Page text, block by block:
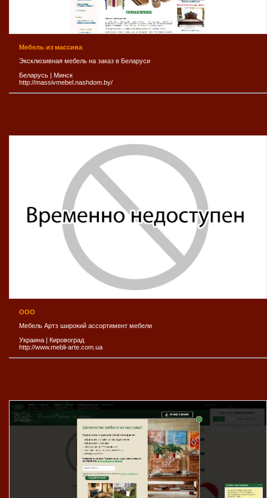
Мебель из массива
Эксклюзивная мебель на заказ в Беларуси
Беларусь
Минск
http://massivmebel.nashdom.by/
ООО
Мебель Артэ широкий ассортимент мебели
Украина
Кировоград
http://www.mebli-arte.com.ua